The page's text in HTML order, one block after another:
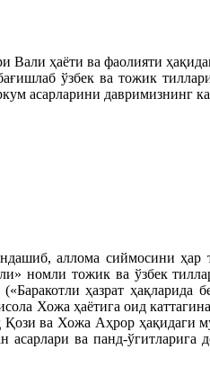
ҳаёти ва фаолияти
ўзбек ва тожик
асарларини давримизнинг
аллома сиймосини ҳар
номли тожик ва ўзбек
ҳазрат ҳақларида
Хожа ҳаётига оид
ва Хожа Аҳрор ҳақидаги
ва панд-ўгитларига